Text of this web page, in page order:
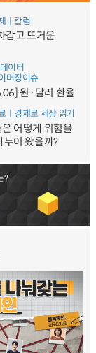
ㅣ칼럼
갑고 뜨거운
이터
머징이슈
원·달러 환율
ㅣ경제로 세상 읽기
어떻게 위험을
누어 왔을까?